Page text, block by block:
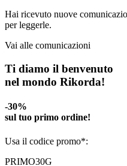
Hai ricevuto nuove
per leggerle.
Vai alle comunicazioni
Ti diamo il benvenuto
nel mondo Rikorda!
-30%
sul tuo primo ordine!
Usa il codice promo*:
PRIMO30G